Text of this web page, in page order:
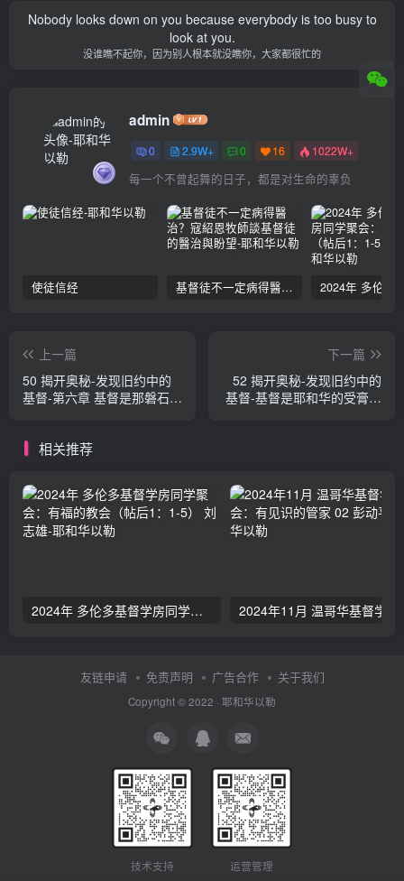
Nobody looks down on you because everybody is too busy to
look at you.
没谁瞧不起你，因为别人根本就没瞧你，大家都很忙的
admin
0 2.9W+ 0 16 1022W+
每一个不曾起舞的日子，都是对生命的辜负
使徒信经 基督徒不一定病得醫治？寇紹恩牧師談基督徒的醫治與盼望
上一篇
50 揭开奥秘-发现旧约中的
基督-第六章 基督是那磐石
下一篇
52 揭开奥秘-发现旧约中的
基督-基督是耶和华的受膏者
相关推荐
2024年 多伦多基督学房同学聚会：有福的教会（帖后1：1-5） 刘志雄
友链申请 免责声明 广告合作 关于我们
Copyright © 2022 · 耶和华以勒
技术支持 运营管理